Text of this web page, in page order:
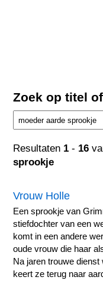
Zoek op titel
Resultaten 1 - 16
sprookje
Vrouw Holle
Een sprookje van
stiefdochter van een
komt in een andere
oude vrouw die haar
Na jaren trouwe
keert ze terug naar